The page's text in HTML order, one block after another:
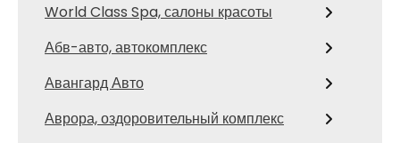
World Class Spa, салоны красоты
Абв-авто, автокомплекс
Авангард Авто
Аврора, оздоровительный комплекс